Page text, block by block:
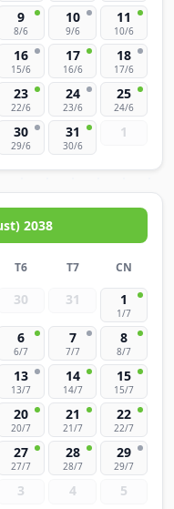
9
8/6
10
9/6
11
10/6
16
15/6
17
16/6
18
17/6
23
22/6
24
23/6
25
24/6
30
29/6
31
30/6
1
2038
T6 T7 CN
30 31 1
1/7
6
6/7
7
7/7
8
8/7
13
13/7
14
14/7
15
15/7
20
20/7
21
21/7
22
22/7
27
27/7
28
28/7
29
29/7
3 4 5